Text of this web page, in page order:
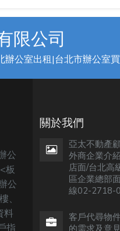
限公司
公室出租|台北市辦公室
公
板
公
、
料
指
關於我們
亞太不動產
外商企業介
店面/台北高
區企業總部
線02-2718-
客戶代尋物
的需求及意